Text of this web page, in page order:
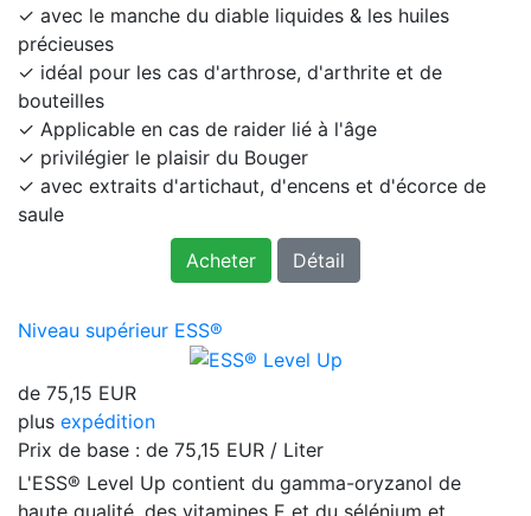
✓ avec le manche du diable liquides & les huiles
précieuses
✓ idéal pour les cas d'arthrose, d'arthrite et de
bouteilles
✓ Applicable en cas de raider lié à l'âge
✓ privilégier le plaisir du Bouger
✓ avec extraits d'artichaut, d'encens et d'écorce de
saule
Acheter
Détail
Niveau supérieur ESS®
de 75,15 EUR
plus expédition
Prix ​​de base : de 75,15 EUR / Liter
L'ESS® Level Up contient du gamma-oryzanol de